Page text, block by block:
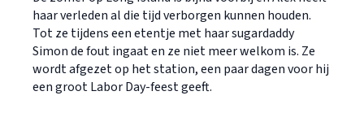
haar verleden al die tijd verborgen kunnen houden.
Tot ze tijdens een etentje met haar sugardaddy
Simon de fout ingaat en ze niet meer welkom is. Ze
wordt afgezet op het station, een paar dagen voor hij
een groot Labor Day-feest geeft.